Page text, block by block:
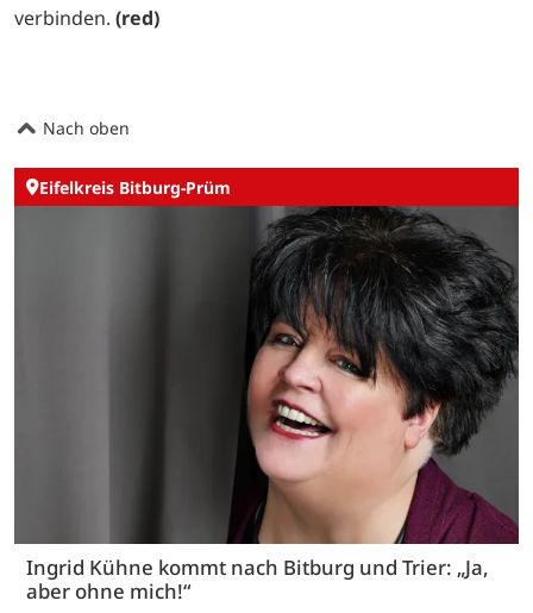
verbinden. (red)
Nach oben
Eifelkreis Bitburg-Prüm
Ingrid Kühne kommt nach Bitburg und Trier: „Ja,
aber ohne mich!“